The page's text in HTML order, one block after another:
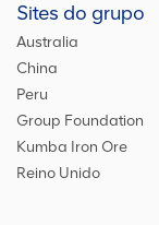
Sites do grupo
Australia
China
Peru
Group Foundation
Kumba Iron Ore
Reino Unido